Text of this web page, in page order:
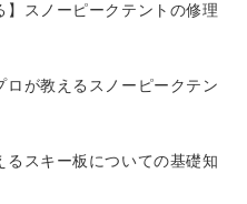
】スノーピークテントの修理
ロが教えるスノーピークテン
るスキー板についての基礎知